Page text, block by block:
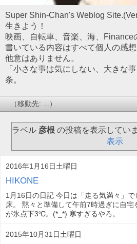
Super Shin-Chan's Weblog
生きよう！
映画、自転車、音楽、海、Finance
書いている内容はすべて個人の感想
他意はありません。
「小さな事は気にしない、大きな
条。
ラベル 彦根の投稿を表示してい
表示
2016年1月16日土曜日
HIKONE
1月16日の日記 今日は「走る気満々」
床。 黙々と準備して午前7時過ぎに自宅
が氷点下3℃。(*_*) 寒すぎるやろ。
2015年10月31日土曜日